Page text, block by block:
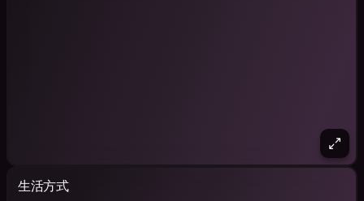
生活方式